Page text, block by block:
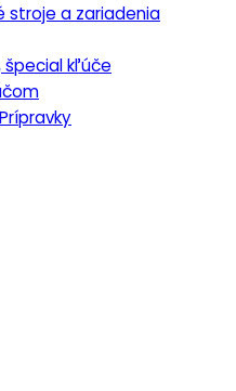
stroje a zariadenia
špecial kľúče